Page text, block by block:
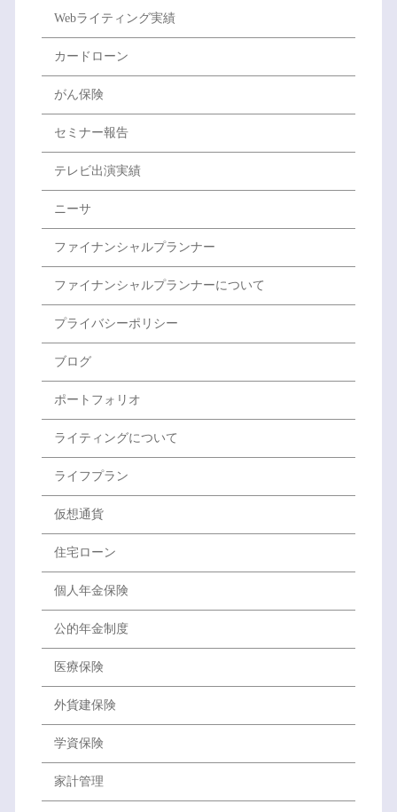
Webライティング実績
カードローン
がん保険
セミナー報告
テレビ出演実績
ニーサ
ファイナンシャルプランナー
ファイナンシャルプランナーについて
プライバシーポリシー
ブログ
ポートフォリオ
ライティングについて
ライフプラン
仮想通貨
住宅ローン
個人年金保険
公的年金制度
医療保険
外貨建保険
学資保険
家計管理